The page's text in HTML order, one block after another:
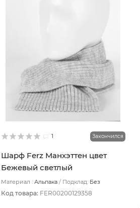
1 Закончился
Шарф Ferz Манхэттен цвет
Бежевый светлый
Материал : Альпака Подклад: Без
Код товара: FER00200129358